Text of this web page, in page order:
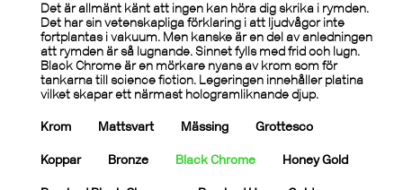
Det är allmänt känt att ingen kan höra dig skrika i rymden.
Det har sin vetenskapliga förklaring i att ljudvågor inte
fortplantas i vakuum. Men kanske är en del av anledningen
att rymden är så lugnande. Sinnet fylls med frid och lugn.
Black Chrome är en mörkare nyans av krom som för
tankarna till science fiction. Legeringen innehåller platina
vilket skapar ett närmast hologramliknande djup.
Krom Mattsvart Mässing Grottesco
Koppar Bronze Black Chrome Honey Gold